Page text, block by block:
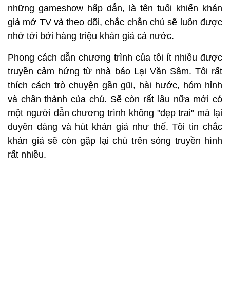
những gameshow hấp dẫn, là tên tuổi khiến khán
giả mở TV và theo dõi, chắc chắn chú sẽ luôn được
nhớ tới bởi hàng triệu khán giả cả nước.
Phong cách dẫn chương trình của tôi ít nhiều được
truyền cảm hứng từ nhà báo Lại Văn Sâm. Tôi rất
thích cách trò chuyện gần gũi, hài hước, hóm hỉnh
và chân thành của chú. Sẽ còn rất lâu nữa mới có
một người dẫn chương trình không "đẹp trai" mà lại
duyên dáng và hút khán giả như thế. Tôi tin chắc
khán giả sẽ còn gặp lại chú trên sóng truyền hình
rất nhiều.